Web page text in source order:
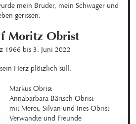
mein Bruder, mein Schwager und
gerissen.
Moritz Obrist
1966 bis 3. Juni 2022
Herz plötzlich still.
Markus Obrist
Annabarbara Bärtsch Obrist
mit Meret, Silvan und Ines Obrist
Verwandte und Freunde